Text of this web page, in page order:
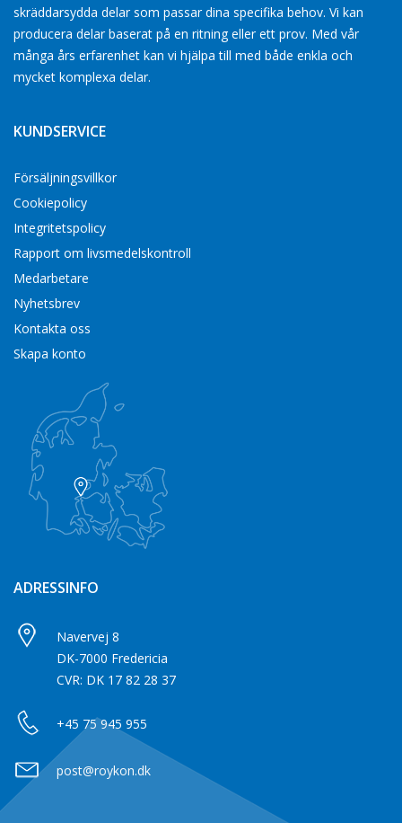
skräddarsydda delar som passar dina specifika behov. Vi kan
producera delar baserat på en ritning eller ett prov. Med vår
många års erfarenhet kan vi hjälpa till med både enkla och
mycket komplexa delar.
KUNDSERVICE
Försäljningsvillkor
Cookiepolicy
Integritetspolicy
Rapport om livsmedelskontroll
Medarbetare
Nyhetsbrev
Kontakta oss
Skapa konto
ADRESSINFO
Navervej 8
DK-7000 Fredericia
CVR: DK 17 82 28 37
+45 75 945 955
post@roykon.dk